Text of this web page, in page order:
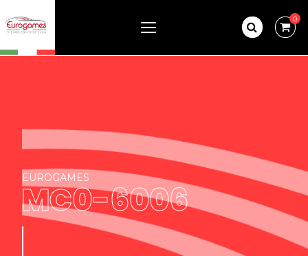
0
EUROGAMES
MC0-6006